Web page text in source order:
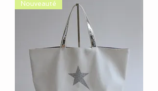
Nouveauté